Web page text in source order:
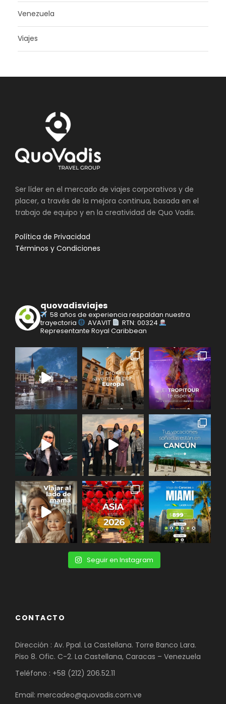
Venezuela
Viajes
Ser líder en el mercado de viajes corporativos y de
placer, a través de la mejora continua, basada en el
trabajo de equipo y en la creatividad de Quo Vadis.
Política de Privacidad
Términos y Condiciones
quovadisviajes
58 años de experiencia respaldan nuestra
trayectoria
AVAVIT
RTN: 00324
Representante Royal Caribbean
Seguir en Instagram
CONTACTO
Dirección : Av. Ppal. La Castellana. Torre Banco Lara.
Piso 8. Ofic. C-2. La Castellana, Caracas – Venezuela
Teléfono : +58 (212) 206.52.11
Email: mercadeo@quovadis.com.ve